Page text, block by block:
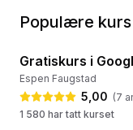
Populære kurs
💛 Populært kurs
Gratiskurs i
Espen Faugstad
5,00 (7
1 580 har tatt kurset